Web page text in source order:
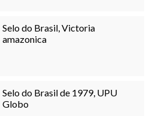
Selo do Brasil, Victoria
amazonica
Selo do Brasil de 1979, UPU
Globo